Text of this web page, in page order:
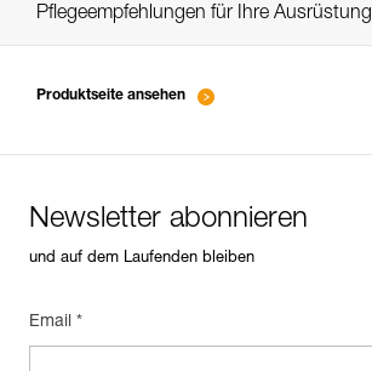
verif-EPI-cordes-suivi-DE
Pflegeempfehlungen für Ihre Ausrüstung
Produktseite ansehen
Newsletter abonnieren
und auf dem Laufenden bleiben
Email *